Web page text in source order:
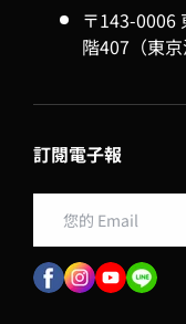
〒143-0006
階407（東
訂閱電子報